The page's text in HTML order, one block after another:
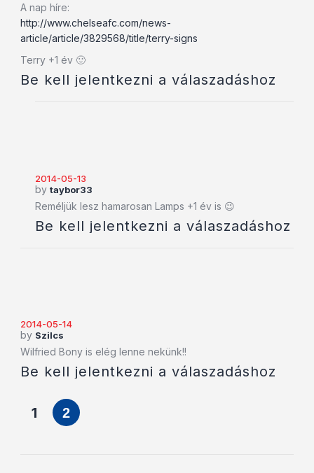
A nap híre:
http://www.chelseafc.com/news-
article/article/3829568/title/terry-signs
Terry +1 év 🙂
Be kell jelentkezni a válaszadáshoz
2014-05-13
by taybor33
Reméljük lesz hamarosan Lamps +1 év is 😉
Be kell jelentkezni a válaszadáshoz
2014-05-14
by Szilcs
Wilfried Bony is elég lenne nekünk!!
Be kell jelentkezni a válaszadáshoz
1 2